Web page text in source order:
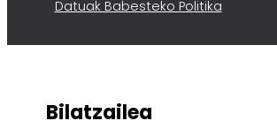
Datuak Babesteko Politika
Bilatzailea